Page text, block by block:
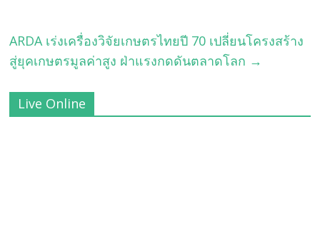
ARDA เร่งเครื่องวิจัยเกษตรไทยปี 70 เปลี่ยนโครงสร้าง
สู่ยุคเกษตรมูลค่าสูง ฝ่าแรงกดดันตลาดโลก →
Live Online